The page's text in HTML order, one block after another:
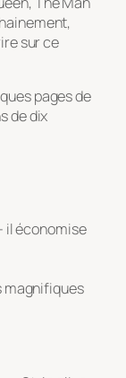
sur ce
pages de
de dix
il économise
magnifiques